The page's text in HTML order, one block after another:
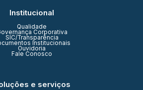
Institucional
Qualidade
Corporativa
SIC/Transparência
Institucionais
Ouvidoria
Fale Conosco
e serviços